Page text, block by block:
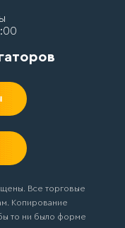
Все торговые
Копирование
то ни было форме